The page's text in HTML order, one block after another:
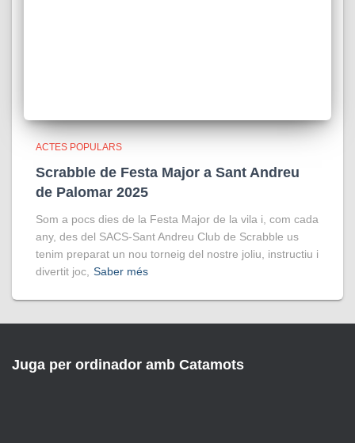
ACTES POPULARS
Scrabble de Festa Major a Sant Andreu
de Palomar 2025
Som a pocs dies de la Festa Major de la vila i, com cada
any, des del SACS-Sant Andreu Club de Scrabble us
tenim preparat un nou torneig del nostre joliu, instructiu i
divertit joc, Saber més
Juga per ordinador amb Catamots